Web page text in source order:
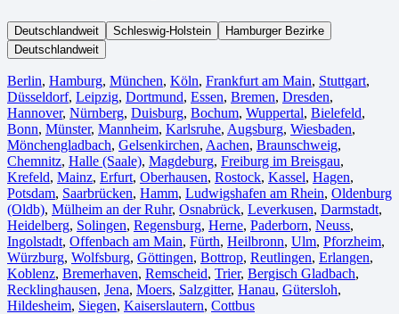
Deutschlandweit Schleswig-Holstein
Hamburger Bezirke
Deutschlandweit
Berlin⁠, Hamburg, München, Köln⁠, Frankfurt am Main, Stuttgart,
Düsseldorf, Leipzig, Dortmund, Essen, Bremen, Dresden,
Hannover, Nürnberg, Duisburg⁠, Bochum, Wuppertal⁠, Bielefeld⁠,
Bonn⁠, Münster⁠, Mannheim, Karlsruhe, Augsburg, Wiesbaden⁠,
Mönchengladbach⁠, Gelsenkirchen⁠, Aachen⁠, Braunschweig,
Chemnitz⁠, Halle (Saale)⁠, Magdeburg, Freiburg im Breisgau⁠,
Krefeld⁠, Mainz⁠, Erfurt, Oberhausen⁠, Rostock⁠, Kassel⁠, Hagen,
Potsdam, Saarbrücken⁠, Hamm, Ludwigshafen am Rhein⁠, Oldenburg
(Oldb), Mülheim an der Ruhr, Osnabrück⁠, Leverkusen, Darmstadt⁠,
Heidelberg, Solingen, Regensburg, Herne⁠, Paderborn, Neuss,
Ingolstadt, Offenbach am Main, Fürth⁠, Heilbronn, Ulm⁠, Pforzheim,
Würzburg, Wolfsburg⁠, Göttingen, Bottrop, Reutlingen, Erlangen⁠,
Koblenz, Bremerhaven⁠, Remscheid, Trier⁠, Bergisch Gladbach,
Recklinghausen, Jena⁠, Moers⁠, Salzgitter⁠, Hanau, Gütersloh,
Hildesheim⁠, Siegen⁠, Kaiserslautern⁠, Cottbus⁠